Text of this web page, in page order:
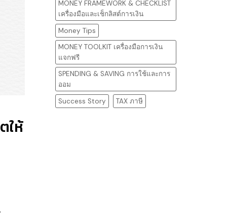
ให้
MONEY FRAMEWORK & CHECKLIST
เครื่องมือและเช็กลิสต์การเงิน
Money Tips
MONEY TOOLKIT เครื่องมือการเงิน
แจกฟรี
SPENDING & SAVING การใช้และการ
ออม
Success Story
TAX ภาษี